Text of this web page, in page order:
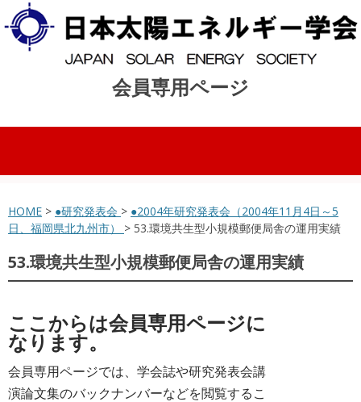
会員専用ページ
コンテンツへスキップ
HOME > ●研究発表会 > ●2004年研究発表会（2004年11月4日～5
日、福岡県北九州市） > 53.環境共生型小規模郵便局舎の運用実績
53.環境共生型小規模郵便局舎の運用実績
ここからは会員専用ページに
なります。
会員専用ページでは、学会誌や研究発表会講
演論文集のバックナンバーなどを閲覧するこ